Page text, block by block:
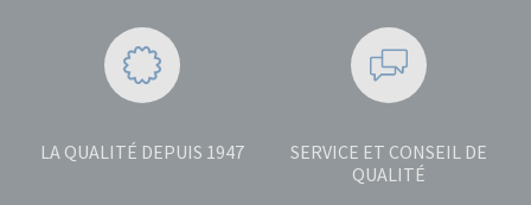
LA QUALITÉ DEPUIS 1947
SERVICE ET CONSEIL DE
QUALITÉ